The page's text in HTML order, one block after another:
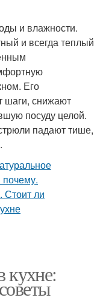
и влажности.
и всегда теплый
Его
шаги, снижают
посуду целой.
падают тише,
кухне: